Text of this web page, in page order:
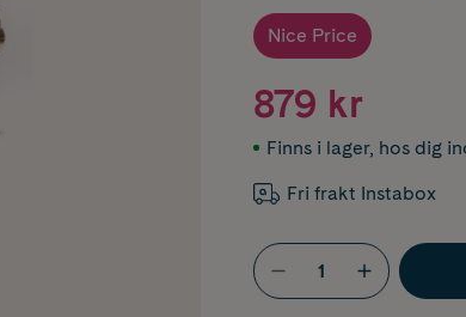
Nice Price
879 kr
Finns i lager, hos dig
Fri frakt Instabox